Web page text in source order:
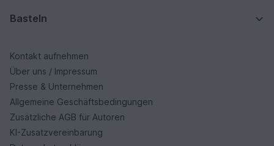
Basteln
Kontakt aufnehmen
Über uns / Impressum
Presse & Unternehmen
Allgemeine Geschäftsbedingungen
Zusätzliche AGB für Autoren
KI-Zusatzvereinbarung